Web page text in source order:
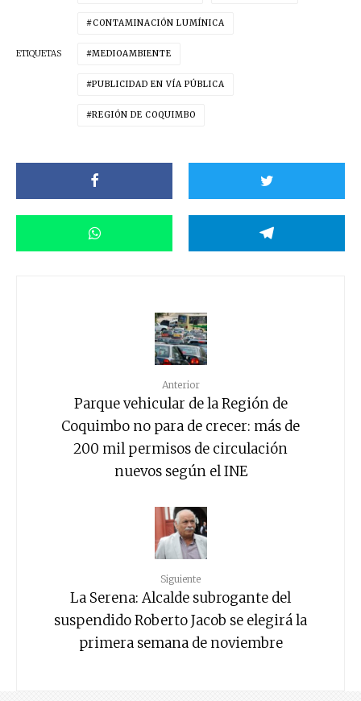
ETIQUETAS
CONTAMINACIÓN LUMÍNICA
MEDIOAMBIENTE
PUBLICIDAD EN VÍA PÚBLICA
REGIÓN DE COQUIMBO
Anterior
Parque vehicular de la Región de
Coquimbo no para de crecer: más de
200 mil permisos de circulación
nuevos según el INE
Siguiente
La Serena: Alcalde subrogante del
suspendido Roberto Jacob se elegirá la
primera semana de noviembre